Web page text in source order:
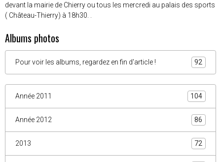
devant la mairie de Chierry ou tous les mercredi au palais des sports
( Château-Thierry) à 18h30. .
Albums photos
Pour voir les albums, regardez en fin d'article ! 92
Année 2011 104
Année 2012 86
2013 72